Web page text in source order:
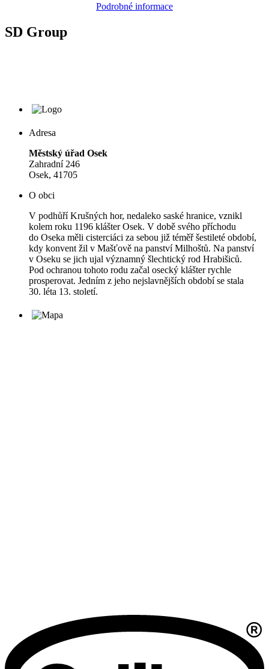
Podrobné informace
SD Group
Adresa
Městský úřad Osek
Zahradní 246
Osek, 41705
O obci
V podhůří Krušných hor, nedaleko saské hranice, vznikl
kolem roku 1196 klášter Osek. V době svého příchodu
do Oseka měli cisterciáci za sebou již téměř šestileté období,
kdy konvent žil v Mašťově na panství Milhoštů. Na panství
v Oseku se jich ujal významný šlechtický rod Hrabišiců.
Pod ochranou tohoto rodu začal osecký klášter rychle
prosperovat. Jedním z jeho nejslavnějších období se stala
30. léta 13. století.